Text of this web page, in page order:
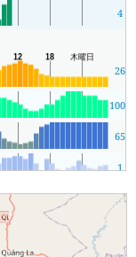
4
26
1004
65
1